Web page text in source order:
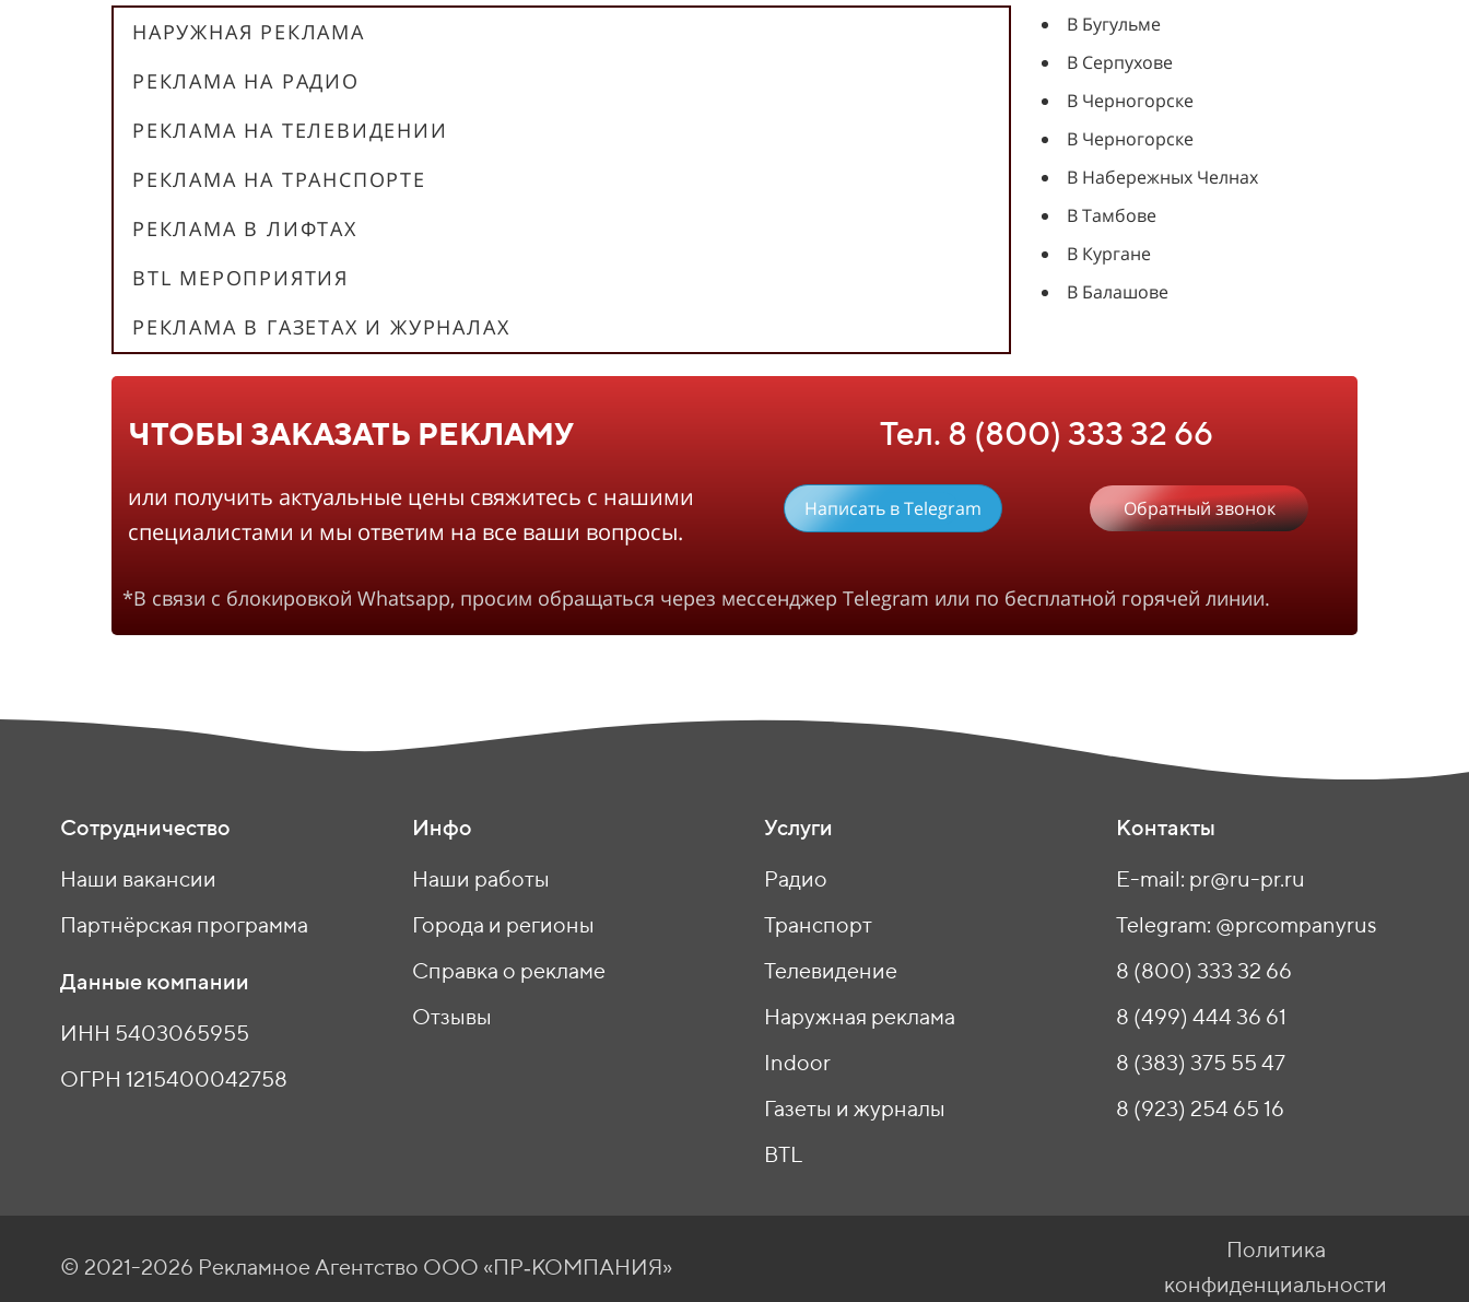
НАРУЖНАЯ РЕКЛАМА
РЕКЛАМА НА РАДИО
РЕКЛАМА НА ТЕЛЕВИДЕНИИ
РЕКЛАМА НА ТРАНСПОРТЕ
РЕКЛАМА В ЛИФТАХ
BTL МЕРОПРИЯТИЯ
РЕКЛАМА В ГАЗЕТАХ И ЖУРНАЛАХ
В Бугульме
В Серпухове
В Черногорске
В Черногорске
В Набережных Челнах
В Тамбове
В Кургане
В Балашове
ЧТОБЫ ЗАКАЗАТЬ РЕКЛАМУ
или получить актуальные цены свяжитесь с нашими
специалистами и мы ответим на все ваши вопросы.
Тел. 8 (800) 333 32 66
Написать в Telegram Обратный звонок
*В связи с блокировкой Whatsapp, просим обращаться через мессенджер Telegram или по бесплатной горячей линии.
Сотрудничество
Наши вакансии
Партнёрская программа
Данные компании
ИНН 5403065955
ОГРН 1215400042758
Инфо
Наши работы
Города и регионы
Справка о рекламе
Отзывы
Услуги
Радио
Транспорт
Телевидение
Наружная реклама
Indoor
Газеты и журналы
BTL
Контакты
E-mail: pr@ru-pr.ru
Telegram: @prcompanyrus
8 (800) 333 32 66
8 (499) 444 36 61
8 (383) 375 55 47
8 (923) 254 65 16
© 2021-2026 Рекламное Агентство ООО «ПР‑КОМПАНИЯ»
Политика
конфиденциальности